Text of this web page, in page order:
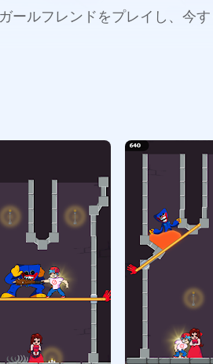
ルフレンドをプレイし、今す